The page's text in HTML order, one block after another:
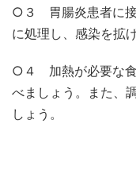
○３ 胃腸炎患者に接
に処理し、感染を拡
○４ 加熱が必要な食
べましょう。また、
しょう。